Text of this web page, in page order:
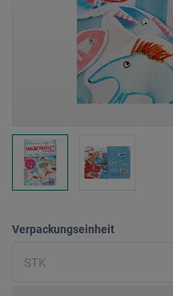
Verpackungseinheit